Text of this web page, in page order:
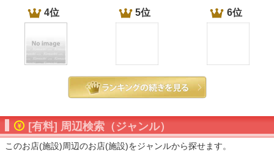
4位 5位 6位
[有料] 周辺検索（ジャンル）
このお店(施設)周辺のお店(施設)をジャンルから探せます。